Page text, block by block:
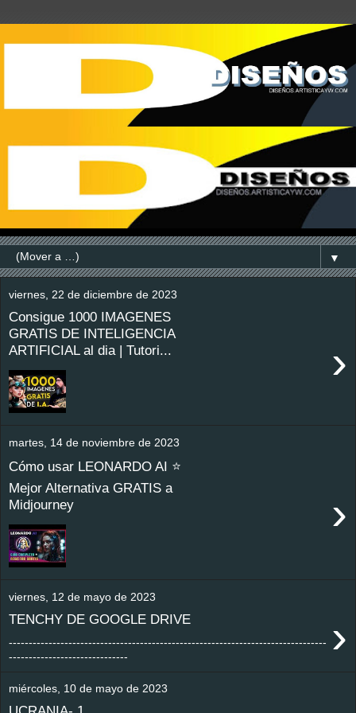
▼
viernes, 22 de diciembre de 2023
Consigue 1000 IMAGENES
GRATIS DE INTELIGENCIA
ARTIFICIAL al dia | Tutori...
›
martes, 14 de noviembre de 2023
Cómo usar LEONARDO AI ⭐
Mejor Alternativa GRATIS a
Midjourney
›
viernes, 12 de mayo de 2023
TENCHY DE GOOGLE DRIVE ›
--------------------------------------------------------------------------------
------------------------------
miércoles, 10 de mayo de 2023